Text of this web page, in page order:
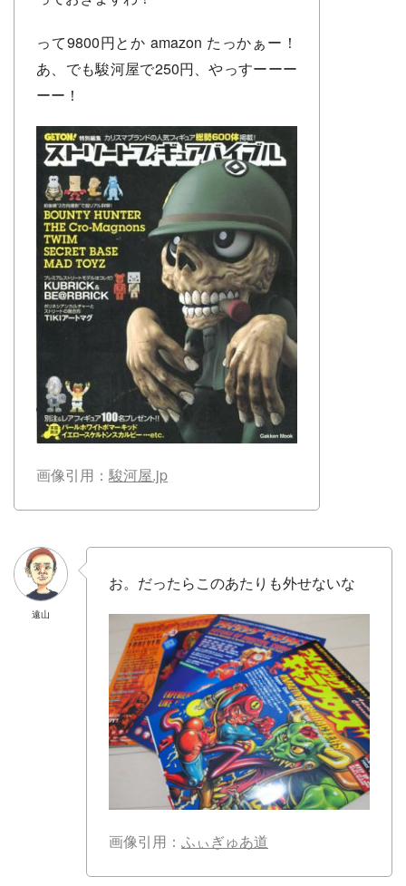
って9800円とか amazon たっかぁー！
あ、でも駿河屋で250円、やっすーーー
ーー！
画像引用：駿河屋.jp
遠山
お。だったらこのあたりも外せないな
画像引用： ふぃぎゅあ道